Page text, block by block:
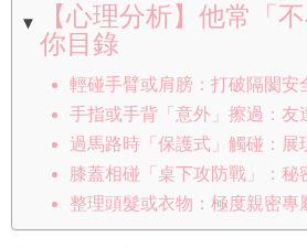
【心理分析】他常「
你目錄
輕碰手臂或肩膀：打破隔閡安
手指或手背「意外」擦過：友
過馬路時「保護式」觸碰：展
膝蓋相碰「桌下攻防戰」：秘
整理頭髮或衣物：極度親密專